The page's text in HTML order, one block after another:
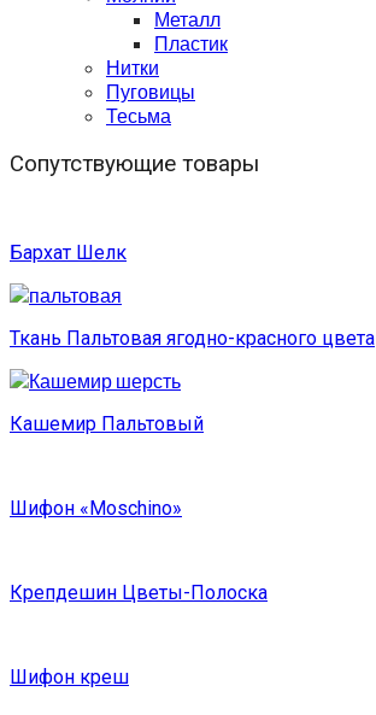
Металл
Пластик
Нитки
Пуговицы
Тесьма
Сопутствующие товары
Бархат Шелк
Ткань Пальтовая ягодно-красного цвета
Кашемир Пальтовый
Шифон «Moschino»
Крепдешин Цветы-Полоска
Шифон креш